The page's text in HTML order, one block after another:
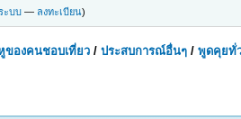
ะบบ — ลงทะเบียน)
ของคนชอบเที่ยว /ประสบการณ์อื่นๆ /พูดคุยทั่